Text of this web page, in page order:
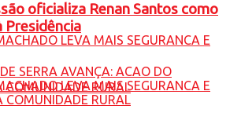
oficializa Renan Santos como
Presidência